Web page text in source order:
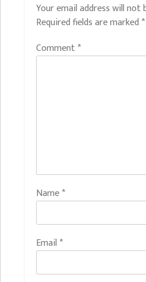
Your email address will not
Required fields are marked *
Comment*
Name*
Email *